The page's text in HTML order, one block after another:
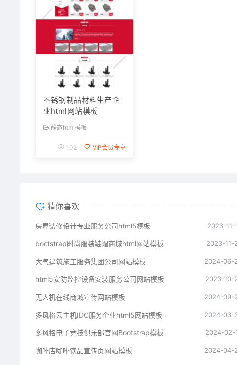
不锈钢制品材料生产企
业html网站模板
静态html模板
102 VIP会员专享
猜你喜欢
房屋装修设计专业服务公司html5模板 2023-11-
bootstrap时尚服装鞋帽商城html网站模板 2023-11-
大气建筑施工服务集团公司网站模板 2024-06-
html5安防监控设备安装服务公司网站模板 2023-10-
无人机在线商城宣传网站模板 2024-09-
多风格云主机IDC服务企业html5网站模板 2024-03-
多风格电子竞技俱乐部官网Bootstrap模板 2024-02-
咖啡店咖啡饮品宣传页网站模板 2024-04-